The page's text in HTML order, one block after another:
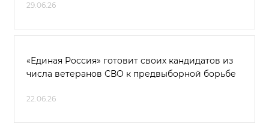
29.06.26
«Единая Россия» готовит своих кандидатов из
числа ветеранов СВО к предвыборной борьбе
22.06.26